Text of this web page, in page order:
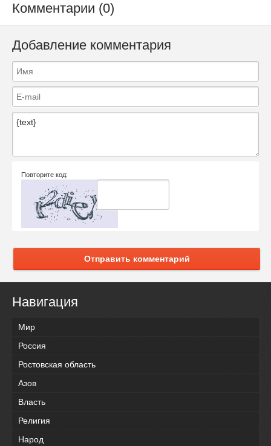
Комментарии (0)
Добавление комментария
Повторите код:
Отправить комментарий
Навигация
Мир
Россия
Ростовская область
Азов
Власть
Религия
Народ